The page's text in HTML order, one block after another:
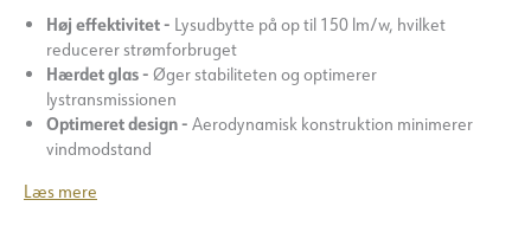
Høj effektivitet - Lysudbytte på op til 150 lm/w, hvilket
reducerer strømforbruget
Hærdet glas - Øger stabiliteten og optimerer
lystransmissionen
Optimeret design - Aerodynamisk konstruktion minimerer
vindmodstand
Læs mere